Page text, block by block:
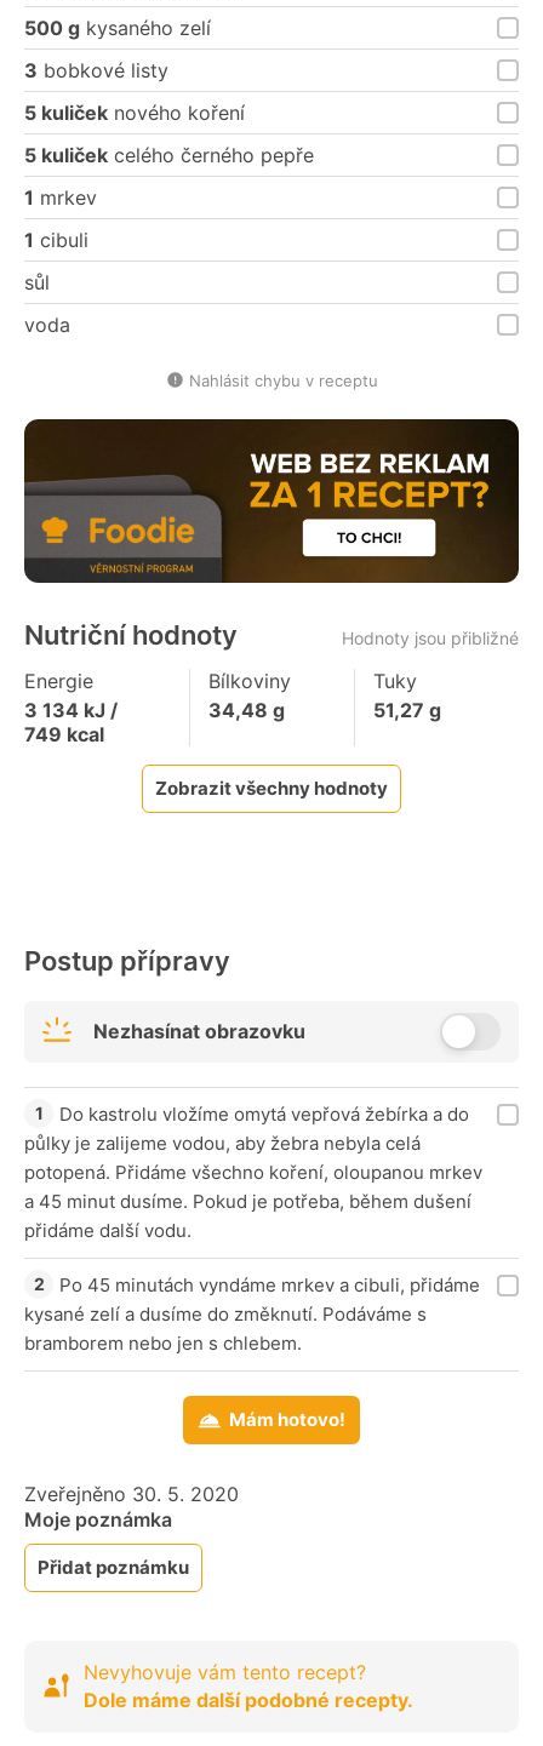
500 g kysaného zelí
3 bobkové listy
5 kuliček nového koření
5 kuliček celého černého pepře
1 mrkev
1 cibuli
sůl
voda
Nahlásit chybu v receptu
Nutriční hodnoty Hodnoty jsou přibližné
Energie
3 134 kJ /
749 kcal
Bílkoviny
34,48 g
Tuky
51,27 g
Zobrazit všechny hodnoty
Postup přípravy
Nezhasínat obrazovku
Do kastrolu vložíme omytá vepřová žebírka a do
půlky je zalijeme vodou, aby žebra nebyla celá
potopená. Přidáme všechno koření, oloupanou mrkev
a 45 minut dusíme. Pokud je potřeba, během dušení
přidáme další vodu.
Po 45 minutách vyndáme mrkev a cibuli, přidáme
kysané zelí a dusíme do změknutí. Podáváme s
bramborem nebo jen s chlebem.
Mám hotovo!
Zveřejněno 30. 5. 2020
Moje poznámka
Přidat poznámku
Nevyhovuje vám tento recept?
Dole máme další podobné recepty.